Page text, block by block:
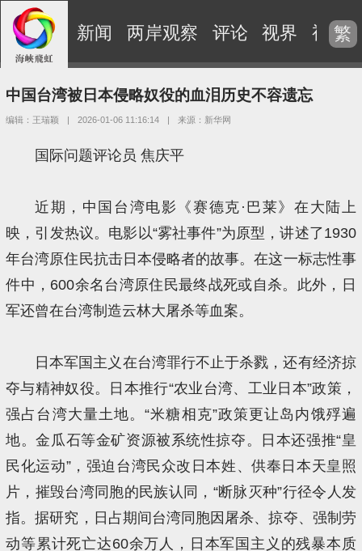
新闻 两岸观察 评论 视界 视频
繁
中国台湾被日本侵略奴役的血泪历史不容遗忘
编辑：王瑞颖 | 2026-01-06 11:16:14 | 来源：新华网
国际问题评论员 焦庆平
近期，中国台湾电影《赛德克·巴莱》在大陆上
映，引发热议。电影以“雾社事件”为原型，讲述了1930
年台湾原住民抗击日本侵略者的故事。在这一标志性事
件中，600余名台湾原住民最终战死或自杀。此外，日
军还曾在台湾制造云林大屠杀等血案。
日本军国主义在台湾罪行不止于杀戮，还有经济掠
夺与精神奴役。日本推行“农业台湾、工业日本”政策，
强占台湾大量土地。“米糖相克”政策更让岛内饿殍遍
地。金瓜石等金矿资源被系统性掠夺。日本还强推“皇
民化运动”，强迫台湾民众改日本姓、供奉日本天皇照
片，摧毁台湾同胞的民族认同，“断脉灭种”行径令人发
指。据研究，日占期间台湾同胞因屠杀、掠夺、强制劳
动等累计死亡达60余万人，日本军国主义的残暴本质